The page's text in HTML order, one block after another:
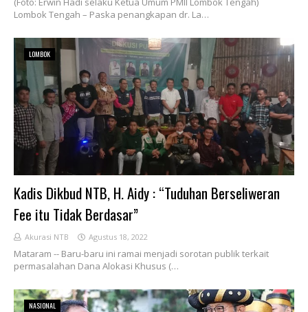
Lombok Tengah – Paska penangkapan dr. La…
LOMBOK
Kadis Dikbud NTB, H. Aidy : “Tuduhan Berseliweran
Fee itu Tidak Berdasar”
Akurasi NTB Agustus 18, 2022
Mataram -- Baru-baru ini ramai menjadi sorotan publik terkait
permasalahan Dana Alokasi Khusus (…
NASIONAL